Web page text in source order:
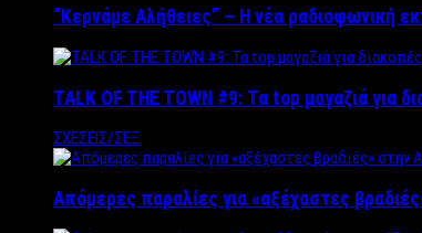
“Kερνάμε Αλήθειες” – Η νέα ραδιοφωνική
TALK OF THE TOWN #9: Τα top μαγαζιά για
ΣΧΕΣΕΙΣ/ΣΕΞ
Απόμερες παραλίες για «αξέχαστες